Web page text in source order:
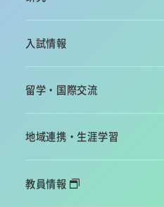
入試情報
留学・国際交流
地域連携・生涯学習
教員情報